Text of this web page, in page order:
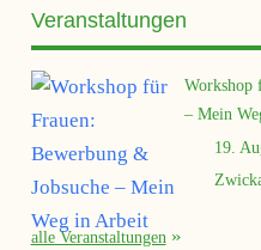
Veranstaltungen
Workshop
– Mein
19.
alle Veranstaltungen